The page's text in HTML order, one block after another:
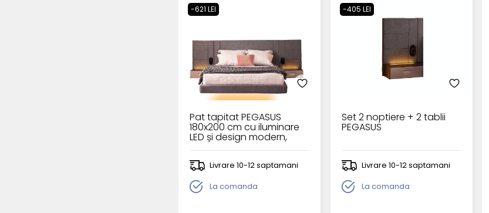
-621 LEI
Pat tapitat PEGASUS
180x200 cm cu iluminare
LED și design modern,
efect de plutire
Livrare 10-12 saptamani
La comanda
-405 LEI
Set 2 noptiere + 2 tablii
PEGASUS
Livrare 10-12 saptamani
La comanda